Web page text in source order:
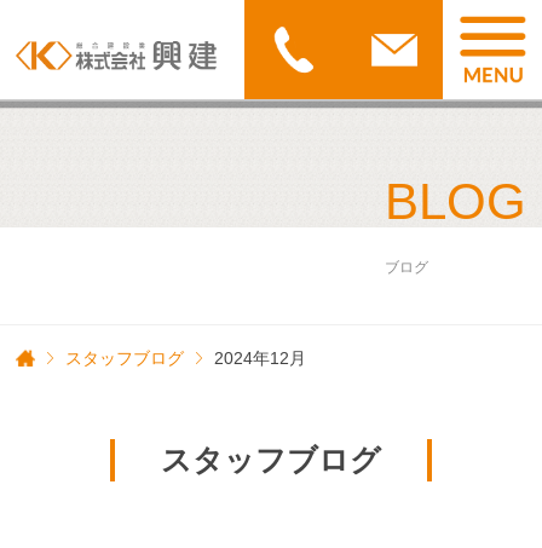
BLOG
ブログ
スタッフブログ 2024年12月
スタッフブログ